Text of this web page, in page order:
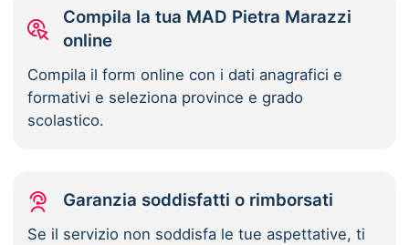
Compila la tua MAD Pietra Marazzi
online
Compila il form online con i dati anagrafici e
formativi e seleziona province e grado
scolastico.
Garanzia soddisfatti o rimborsati
Se il servizio non soddisfa le tue aspettative, ti